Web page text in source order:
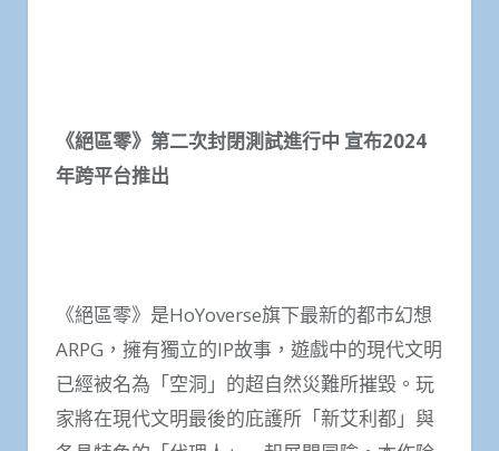
《絕區零》第二次封閉測試進行中 宣布2024
年跨平台推出
《絕區零》是HoYoverse旗下最新的都市幻想
ARPG，擁有獨立的IP故事，遊戲中的現代文明
已經被名為「空洞」的超自然災難所摧毀。玩
家將在現代文明最後的庇護所「新艾利都」與